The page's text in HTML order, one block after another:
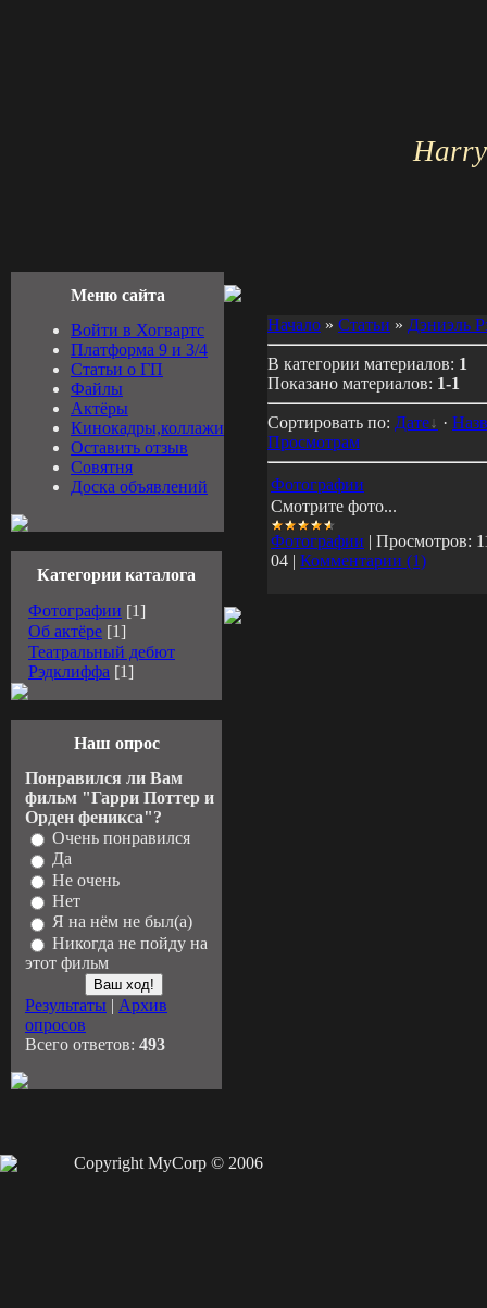
Меню сайта
Войти в Хогвартс
Платформа 9 и 3/4
Cтатьи о ГП
Файлы
Актёры
Кинокадры,коллажи
Оставить отзыв
Совятня
Доска объявлений
Категории каталога
Фотографии [1]
Об актёре [1]
Театральный дебют
Рэдклиффа [1]
Наш опрос
Понравился ли Вам
фильм "Гарри Поттер и
Орден феникса"?
Очень понравился
Да
Не очень
Нет
Я на нём не был(а)
Никогда не пойду на
этот фильм
Результаты | Архив
опросов
Всего ответов: 493
Начало » Статьи » Дэниэль
В категории материалов: 1
Показано материалов: 1-1
Сортировать по: Дате ·
Просмотрам
Фотографии
Смотрите фото...
Фотографии | Просмотров:
04 | Комментарии (1)
Copyright MyCorp © 2006